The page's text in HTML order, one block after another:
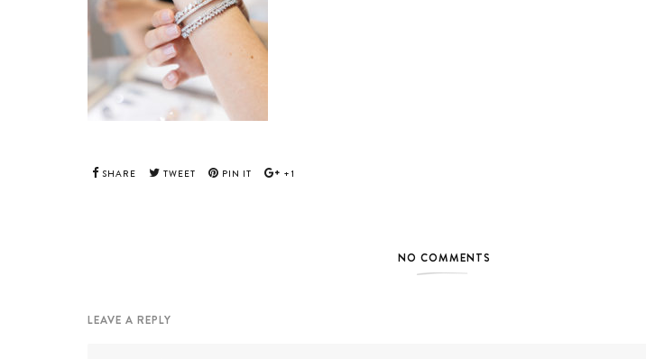
SHARE TWEET PIN IT +1
NO COMMENTS
LEAVE A REPLY